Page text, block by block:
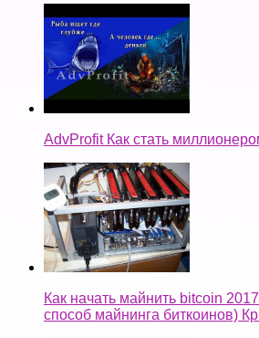
AdvProfit Как стать
Как начать майнить bitcoin
способ майнинга биткоинов)